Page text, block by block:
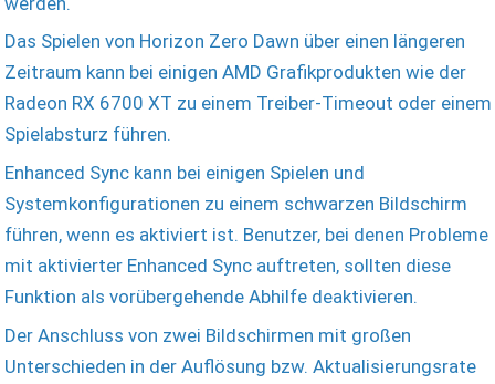
Das Spielen von Horizon Zero Dawn über einen längeren
Zeitraum kann bei einigen AMD Grafikprodukten wie der
Radeon RX 6700 XT zu einem Treiber-Timeout oder einem
Spielabsturz führen.
Enhanced Sync kann bei einigen Spielen und
Systemkonfigurationen zu einem schwarzen Bildschirm
führen, wenn es aktiviert ist. Benutzer, bei denen Probleme
mit aktivierter Enhanced Sync auftreten, sollten diese
Funktion als vorübergehende Abhilfe deaktivieren.
Der Anschluss von zwei Bildschirmen mit großen
Unterschieden in der Auflösung bzw. Aktualisierungsrate